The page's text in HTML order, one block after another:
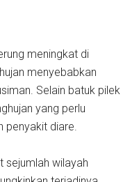
meningkat di
menyebabkan
Selain batuk pilek
yang perlu
penyakit diare.
sejumlah wilayah